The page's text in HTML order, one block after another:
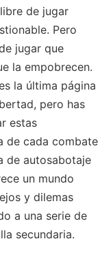
de jugar
Pero
jugar que
la empobrecen.
la última página
pero has
estas
de cada combate
de autosabotaje
un mundo
y dilemas
a una serie de
secundaria.